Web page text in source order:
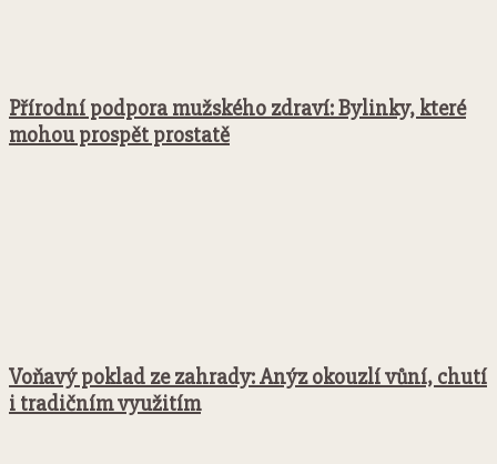
Přírodní podpora mužského zdraví: Bylinky, které
mohou prospět prostatě
Voňavý poklad ze zahrady: Anýz okouzlí vůní, chutí
i tradičním využitím